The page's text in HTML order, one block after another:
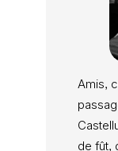
Amis,
de fût,